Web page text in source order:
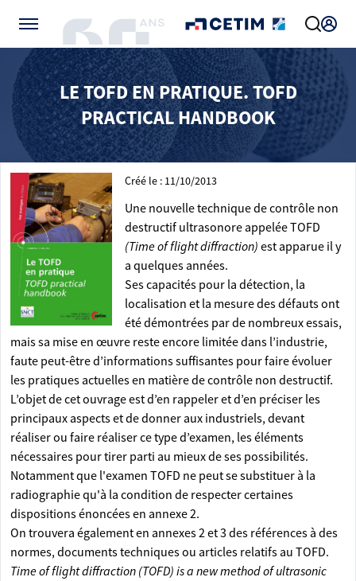
LE TOFD EN PRATIQUE. TOFD
PRACTICAL HANDBOOK
Créé le : 11/10/2013
Une nouvelle technique de contrôle non
destructif ultrasonore appelée TOFD
(Time of flight diffraction) est apparue il y
a quelques années.
Ses capacités pour la détection, la
localisation et la mesure des défauts ont
été démontrées par de nombreux essais,
mais sa mise en œuvre reste encore limitée dans l’industrie,
faute peut-être d’informations suffisantes pour faire évoluer
les pratiques actuelles en matière de contrôle non destructif.
L’objet de cet ouvrage est d’en rappeler et d’en préciser les
principaux aspects et de donner aux industriels, devant
réaliser ou faire réaliser ce type d’examen, les éléments
nécessaires pour tirer parti au mieux de ses possibilités.
Notamment que l'examen TOFD ne peut se substituer à la
radiographie qu'à la condition de respecter certaines
dispositions énoncées en annexe 2.
On trouvera également en annexes 2 et 3 des références à des
normes, documents techniques ou articles relatifs au TOFD.
Time of flight diffraction (TOFD) is a new method of ultrasonic